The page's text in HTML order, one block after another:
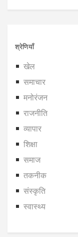
श्रेणियाँ
खेल
समाचार
मनोरंजन
राजनीति
व्यापार
शिक्षा
समाज
तकनीक
संस्कृति
स्वास्थ्य